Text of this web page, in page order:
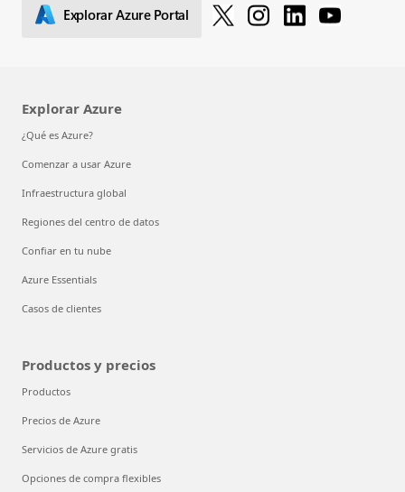
Explorar Azure Portal
Explorar Azure
¿Qué es Azure?
Comenzar a usar Azure
Infraestructura global
Regiones del centro de datos
Confiar en tu nube
Azure Essentials
Casos de clientes
Productos y precios
Productos
Precios de Azure
Servicios de Azure gratis
Opciones de compra flexibles